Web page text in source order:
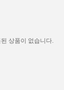
된 상품이 없습니다.